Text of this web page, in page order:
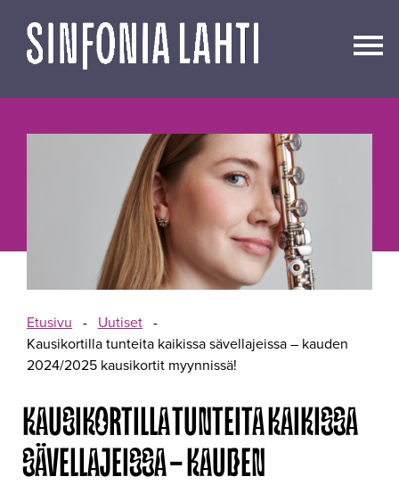
sisältöön
Etusivu - Uutiset -
Kausikortilla tunteita kaikissa sävellajeissa – kauden
2024/2025 kausikortit myynnissä!
KAUSIKORTILLA TUNTEITA KAIKISSA
SÄVELLAJEISSA – KAUDEN